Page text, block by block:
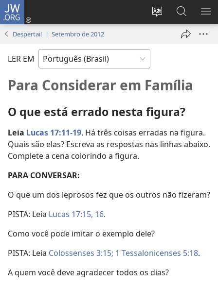
JW.ORG
Mudar
idioma
Log
janela)
Buscar
no
JW.ORG
Despertai! | Setembro de 2012
LER EM
Para Considerar em Família
O que está errado nesta figura?
Leia Lucas 17:11-19. Há três coisas erradas na figura.
Quais são elas? Escreva as respostas nas linhas abaixo.
Complete a cena colorindo a figura.
PARA CONVERSAR:
O que um dos leprosos fez que os outros não fizeram?
PISTA: Leia Lucas 17:15, 16.
Como você pode imitar o exemplo dele?
PISTA: Leia Colossenses 3:15; 1 Tessalonicenses 5:18.
A quem você deve agradecer todos os dias?